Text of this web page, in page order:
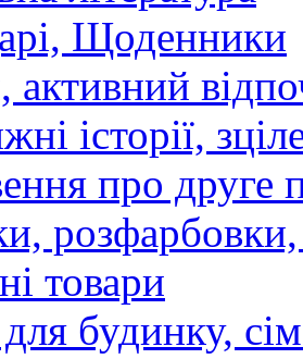
Щоденники
активний
історії,
про друге
товари
будинку,